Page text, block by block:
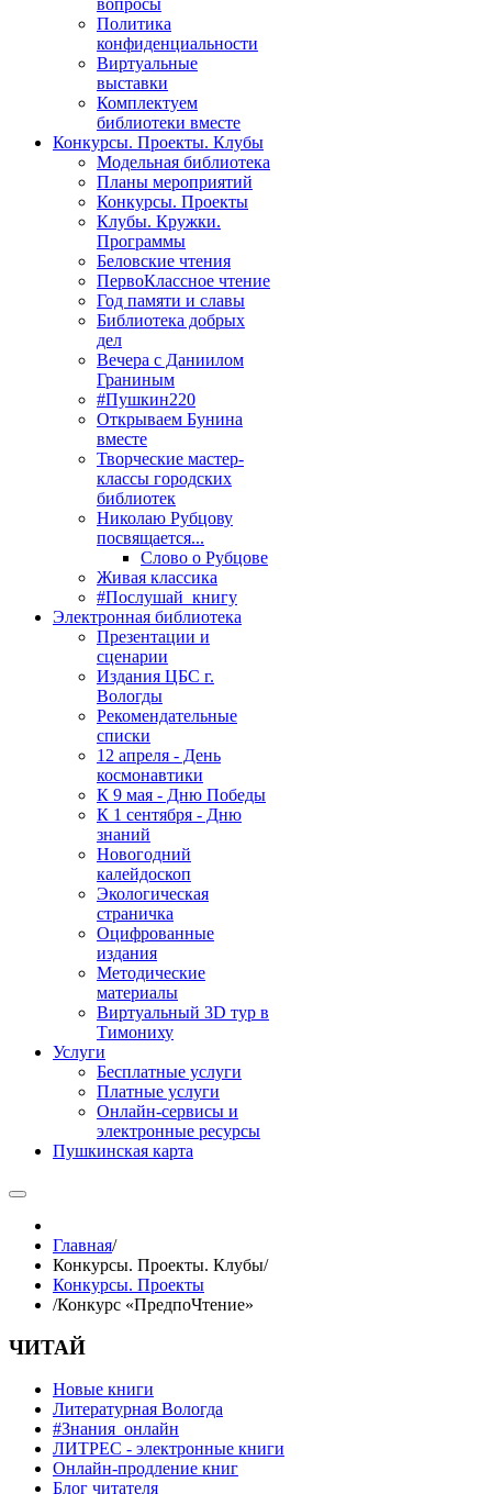
вопросы
Политика
конфиденциальности
Виртуальные
выставки
Комплектуем
библиотеки вместе
Конкурсы. Проекты. Клубы
Модельная библиотека
Планы мероприятий
Конкурсы. Проекты
Клубы. Кружки.
Программы
Беловские чтения
ПервоКлассное чтение
Год памяти и славы
Библиотека добрых
дел
Вечера с Даниилом
Граниным
#Пушкин220
Открываем Бунина
вместе
Творческие мастер-
классы городских
библиотек
Николаю Рубцову
посвящается...
Слово о Рубцове
Живая классика
#Послушай_книгу
Электронная библиотека
Презентации и
сценарии
Издания ЦБС г.
Вологды
Рекомендательные
списки
12 апреля - День
космонавтики
К 9 мая - Дню Победы
К 1 сентября - Дню
знаний
Новогодний
калейдоскоп
Экологическая
страничка
Оцифрованные
издания
Методические
материалы
Виртуальный 3D тур в
Тимониху
Услуги
Бесплатные услуги
Платные услуги
Онлайн-сервисы и
электронные ресурсы
Пушкинская карта
Главная/
Конкурсы. Проекты. Клубы/
Конкурсы. Проекты
/Конкурс «ПредпоЧтение»
ЧИТАЙ
Новые книги
Литературная Вологда
#Знания_онлайн
ЛИТРЕС - электронные книги
Онлайн-продление книг
Блог читателя